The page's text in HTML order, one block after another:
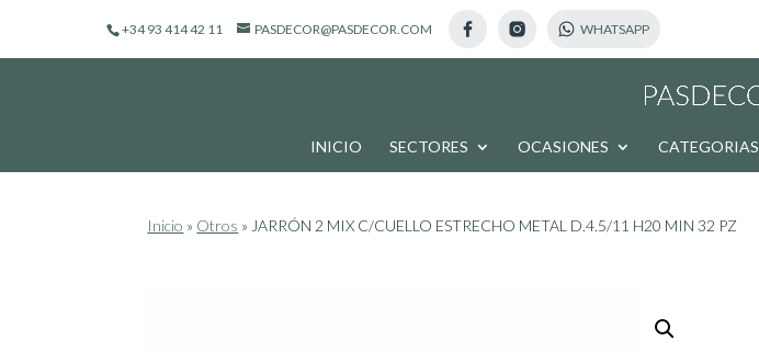
+34 93 414 42 11 PASDECOR@PASDECOR.COM
INICIO SECTORES OCASIONES CATEGORIAS
productos
Inicio » Otros » JARRÓN 2 MIX C/CUELLO ESTRECHO METAL D.4.5/11 H20 MIN 32 PZ